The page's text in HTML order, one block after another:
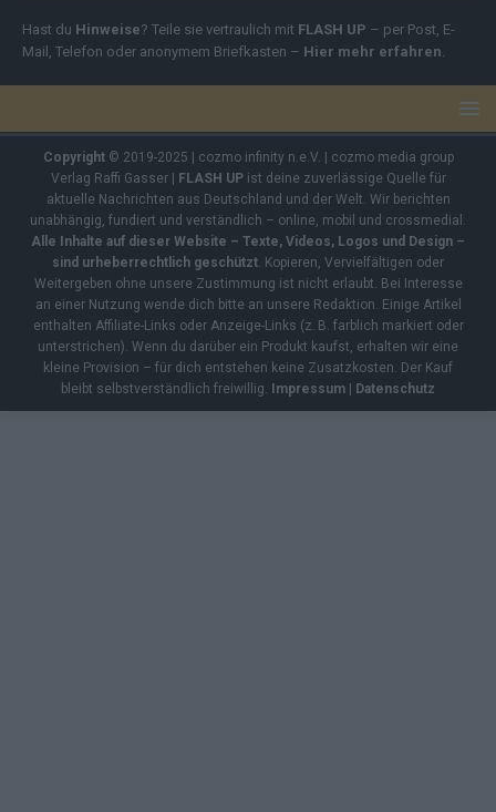
Hast du Hinweise? Teile sie vertraulich mit FLASH UP – per Post, E-
Mail, Telefon oder anonymem Briefkasten – Hier mehr erfahren
Copyright© 2019-2025 | cozmo infinity n.e.V. | cozmo media group
Verlag Raffi Gasser | FLASH UPist deine zuverlässige Quelle für
aktuelle Nachrichten aus Deutschland und der Welt. Wir berichten
unabhängig, fundiert und verständlich – online, mobil und crossmedial.
Alle Inhalte auf dieser Website – Texte, Videos, Logos und Design –
sind urheberrechtlich geschützt . Kopieren, Vervielfältigen oder
Weitergeben ohne unsere Zustimmung ist nicht erlaubt. Bei Interesse
an einer Nutzung wende dich bitte an unsere Redaktion. Einige Artikel
enthalten Affiliate-Links oder Anzeige-Links (z. B. farblich markiert oder
unterstrichen). Wenn du darüber ein Produkt kaufst, erhalten wir eine
kleine Provision – für dich entstehen keine Zusatzkosten. Der Kauf
bleibt selbstverständlich freiwillig. Impressum | Datenschutz